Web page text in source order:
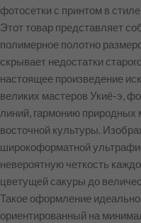
фотосетки с принтом в
Этот товар представляет
полимерное полотно
скрывает недостатки
настоящее произведение
великих мастеров Укиё-э,
линий, гармонию природных
восточной культуры.
широкоформатной
невероятную четкость
цветущей сакуры до
Такое оформление
ориентированный на